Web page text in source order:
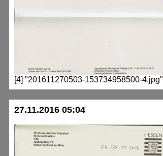
[4] "201611270503-153734958500-4.jpg"
27.11.2016 05:04